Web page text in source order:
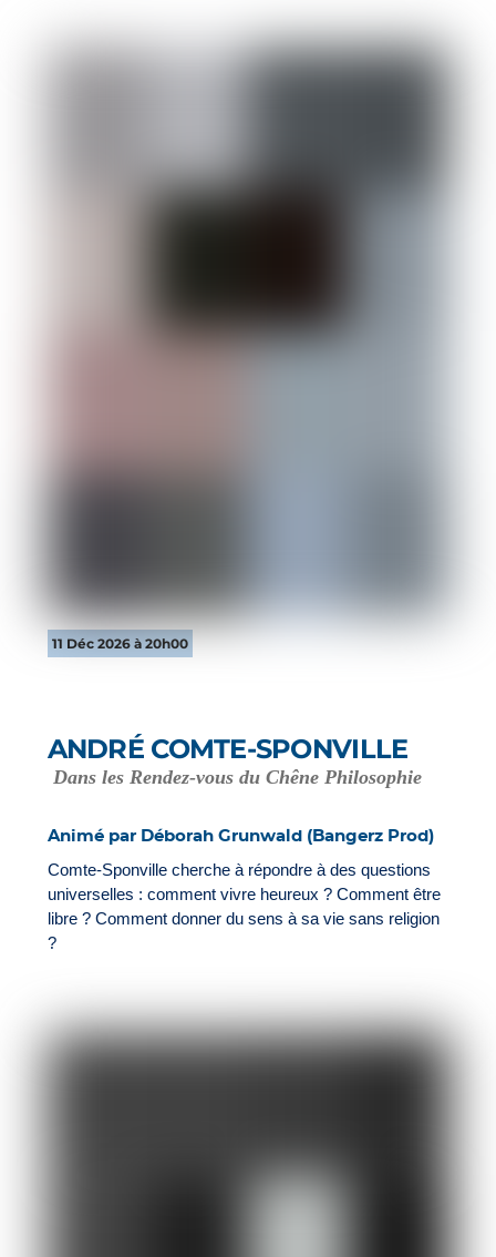
11 Déc 2026 à 20h00
ANDRÉ COMTE-SPONVILLE
Dans les Rendez-vous du Chêne Philosophie
Animé par Déborah Grunwald (Bangerz Prod)
Comte-Sponville cherche à répondre à des questions
universelles : comment vivre heureux ? Comment être
libre ? Comment donner du sens à sa vie sans religion
?